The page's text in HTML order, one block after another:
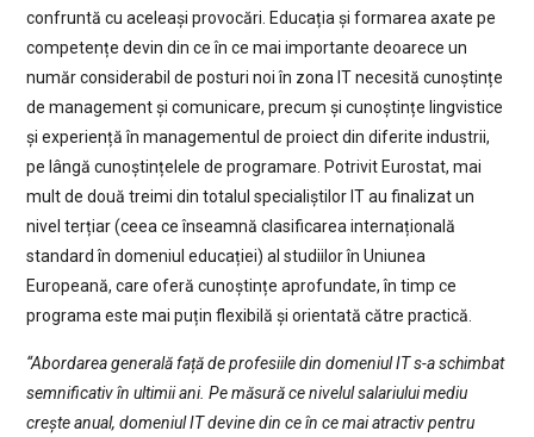
confruntă cu aceleași provocări. Educația și formarea axate pe
competențe devin din ce în ce mai importante deoarece un
număr considerabil de posturi noi în zona IT necesită cunoștințe
de management și comunicare, precum și cunoștințe lingvistice
și experiență în managementul de proiect din diferite industrii,
pe lângă cunoștințelele de programare. Potrivit Eurostat, mai
mult de două treimi din totalul specialiștilor IT au finalizat un
nivel terțiar (ceea ce înseamnă clasificarea internațională
standard în domeniul educației) al studiilor în Uniunea
Europeană, care oferă cunoștințe aprofundate, în timp ce
programa este mai puțin flexibilă și orientată către practică.
“Abordarea generală față de profesiile din domeniul IT s-a schimbat
semnificativ în ultimii ani. Pe măsură ce nivelul salariului mediu
crește anual, domeniul IT devine din ce în ce mai atractiv pentru